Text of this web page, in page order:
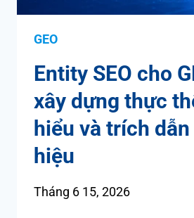
GEO
Entity SEO cho
xây dựng thực
hiểu và trích
hiệu
Tháng 6 15, 2026